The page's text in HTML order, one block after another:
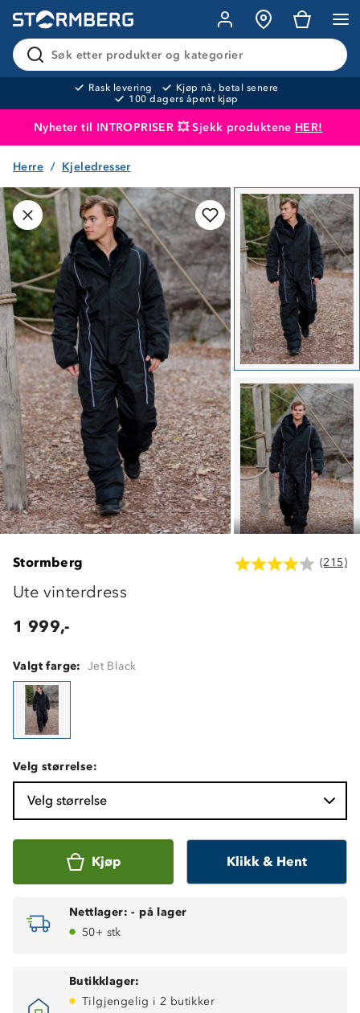
Søk etter produkter og kategorier
Rask levering
Kjøp nå, betal senere
100 dagers åpent kjøp
Nyheter til INTROPRISER 💥 Sjekk produktene HER!
Produktet er lagt i handlekurven
Herre Kjeledresser
Stormberg (215)
Ute vinterdress
1 999,-
Valgt farge: Jet Black
Velg størrelse:
Velg størrelse
Kjøp Klikk & Hent
Nettlager: - på lager
50+ stk
Butikklager:
Tilgjengelig i 2 butikker